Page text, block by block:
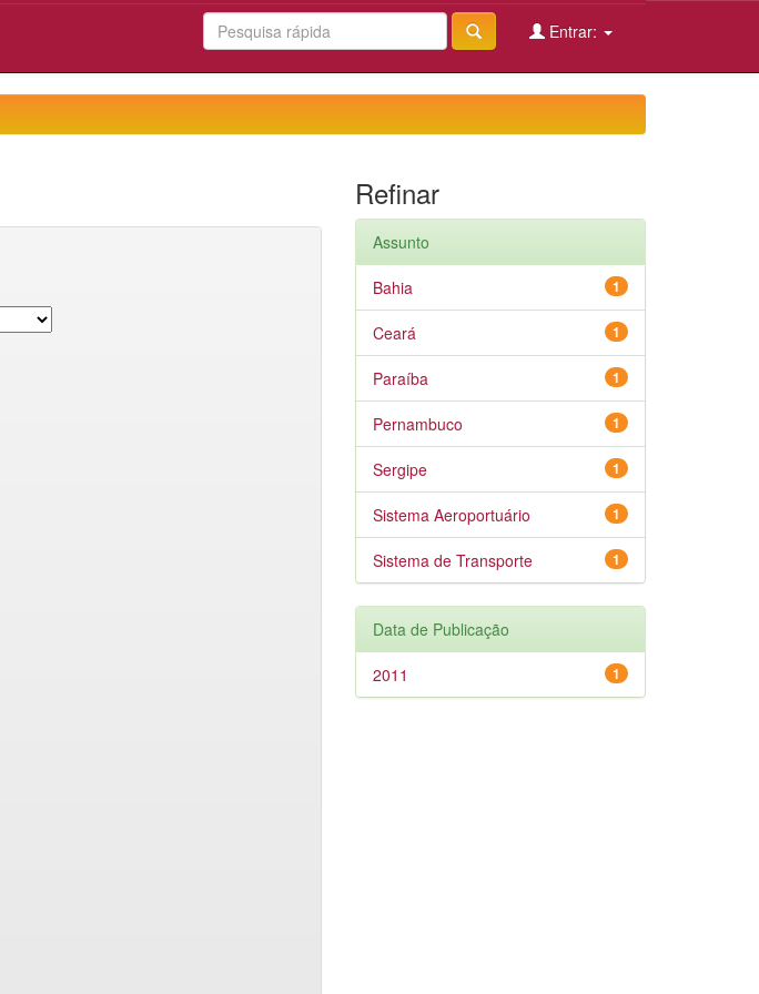
Entrar:
Refinar
Assunto
1
Bahia
1
Ceará
1
Paraíba
1
Pernambuco
1
Sergipe
1
Sistema Aeroportuário
1
Sistema de Transporte
Data de Publicação
1
2011